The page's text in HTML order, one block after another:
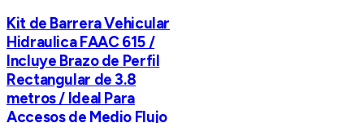
Kit de Barrera Vehicular
Hidraulica FAAC 615 /
Incluye Brazo de Perfil
Rectangular de 3.8
metros / Ideal Para
Accesos de Medio Flujo